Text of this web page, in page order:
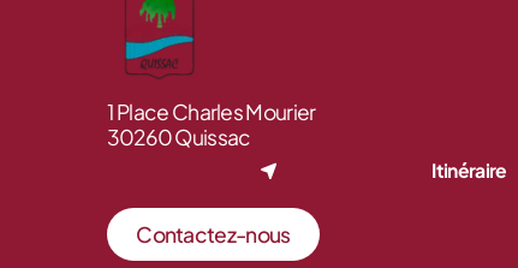
1 Place Charles Mourier
30260 Quissac
Itinéraire
Contactez-nous